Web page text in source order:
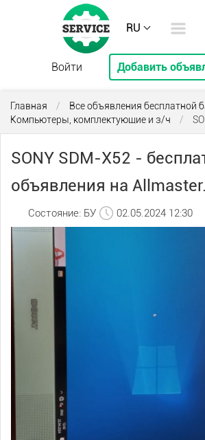
RU
Войти Добавить
Главная / Все объявления бесплатной
Компьютеры, комплектующие и з/ч
/
SONY SDM-X52 -
объявления на
Состояние: БУ 02.05.2024 12:30